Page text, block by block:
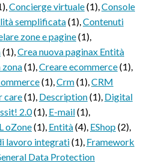
,Concierge virtuale(1),Console
semplificata(1),Contenuti
zone e pagine(1),
(1),Crea nuova paginax Entità
zona(1),Creare ecommerce(1),
(1),Crm(1),CRM
care(1), Description(1), Digital
2.0(1), E-mail(1),
oZone(1), Entità(4), EShop(2),
lavoro integrati(1), Framework
Data Protection